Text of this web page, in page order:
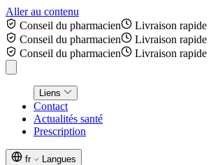
Aller au contenu
Conseil du pharmacien
Livraison rapide
Conseil du pharmacien
Livraison rapide
Conseil du pharmacien
Livraison rapide
Liens
Contact
Actualités santé
Prescription
fr
Langues